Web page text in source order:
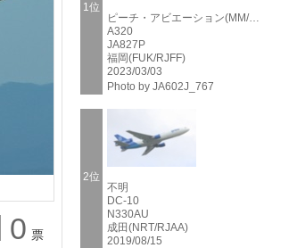
0 票
1位
ピーチ・アビエーション(MM/…
A320
JA827P
福岡(FUK/RJFF)
2023/03/03
Photo by JA602J_767
2位
不明
DC-10
N330AU
成田(NRT/RJAA)
2019/08/15